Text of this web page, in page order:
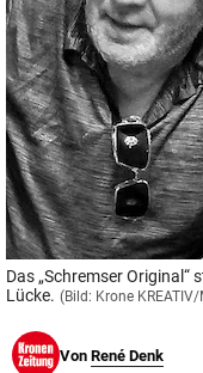
Das „Schremser
Lücke. (Bild: Krone
Von René Denk